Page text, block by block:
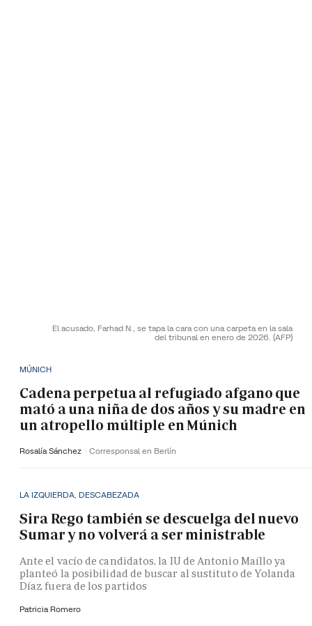
El acusado, Farhad N., se tapa la cara con una carpeta en la sala
del tribunal en enero de 2026. (AFP)
MÚNICH
Cadena perpetua al refugiado afgano que
mató a una niña de dos años y su madre en
un atropello múltiple en Múnich
Rosalía Sánchez Corresponsal en Berlín
LA IZQUIERDA, DESCABEZADA
Sira Rego también se descuelga del nuevo
Sumar y no volverá a ser ministrable
Ante el vacío de candidatos, la IU de Antonio Maíllo ya
planteó la posibilidad de buscar al sustituto de Yolanda
Díaz fuera de los partidos
Patricia Romero